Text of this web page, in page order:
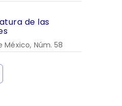
de las
Núm. 58